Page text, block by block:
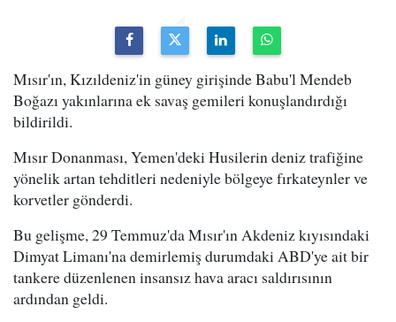
Mısır'ın, Kızıldeniz'in güney girişinde Babu'l Mendeb
Boğazı yakınlarına ek savaş gemileri konuşlandırdığı
bildirildi.
Mısır Donanması, Yemen'deki Husilerin deniz trafiğine
yönelik artan tehditleri nedeniyle bölgeye fırkateynler ve
korvetler gönderdi.
Bu gelişme, 29 Temmuz'da Mısır'ın Akdeniz kıyısındaki
Dimyat Limanı'na demirlemiş durumdaki ABD'ye ait bir
tankere düzenlenen insansız hava aracı saldırısının
ardından geldi.